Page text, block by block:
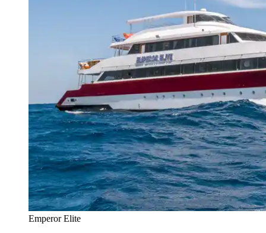
Emperor Elite